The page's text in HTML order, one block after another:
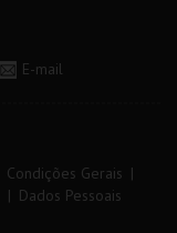
E-mail
Condições Gerais
Dados Pessoais